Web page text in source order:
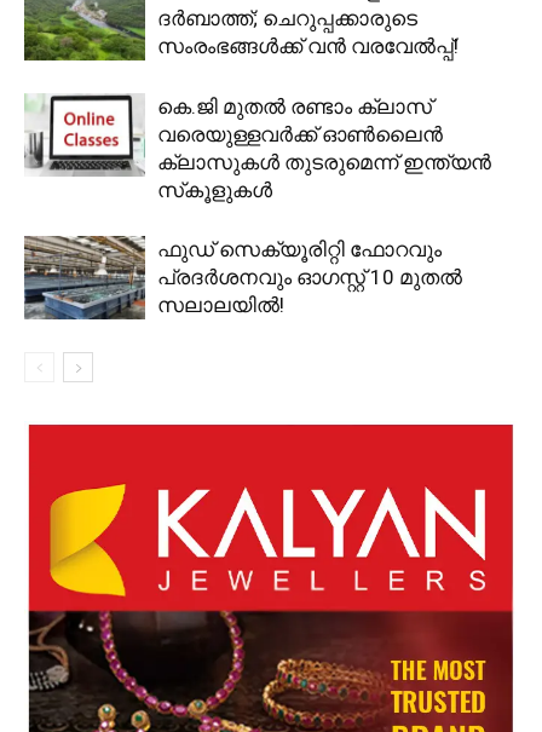
ദർബാത്ത്; ചെറുപ്പക്കാരുടെ
സംരംഭങ്ങൾക്ക് വൻ വരവേൽപ്പ്!
കെ.ജി മുതൽ രണ്ടാം ക്ലാസ്
വരെയുള്ളവർക്ക് ഓൺലൈൻ
ക്ലാസുകൾ തുടരുമെന്ന് ഇന്ത്യൻ
സ്‌കൂളുകൾ
ഫുഡ് സെക്യൂരിറ്റി ഫോറവും
പ്രദർശനവും ഓഗസ്റ്റ് 10 മുതൽ
സലാലയിൽ!